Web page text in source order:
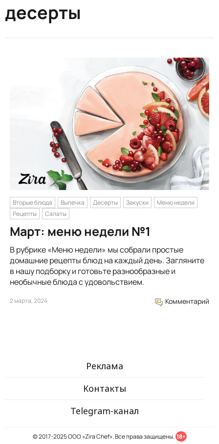
десерты
Вторые блюда Выпечка Десерты Закуски
Меню недели
Рецепты
Салаты
Март: меню недели №1
В рубрике «Меню недели» мы собрали простые
домашние рецепты блюд на каждый день. Загляните
в нашу подборку и готовьте разнообразные и
необычные блюда с удовольствием.
2 марта, 2024 Комментарий
Реклама
Контакты
Telegram-канал
© 2017-2025 ООО «Zira Chef». Все права защищены. 18+